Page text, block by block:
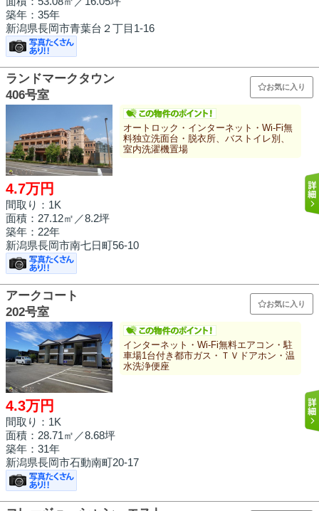
築年：35年
新潟県長岡市青葉台２丁目1-16
ランドマークタウン
406号室
お気に入り
オートロック・インターネット・Wi-Fi無
料独立洗面台・脱衣所、バストイレ別、
室内洗濯機置場
4.7万円
間取り：1K
面積： 27.12㎡ ／8.2坪
築年：22年
新潟県長岡市南七日町56-10
アークコート
202号室
お気に入り
インターネット・Wi-Fi無料エアコン・駐
車場1台付き都市ガス・ＴＶドアホン・温
水洗浄便座
4.3万円
間取り：1K
面積： 28.71㎡ ／8.68坪
築年：31年
新潟県長岡市石動南町20-17